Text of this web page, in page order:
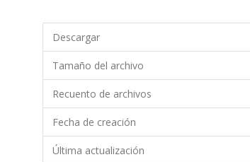
Descargar
Tamaño del archivo
Recuento de archivos
Fecha de creación
Última actualización